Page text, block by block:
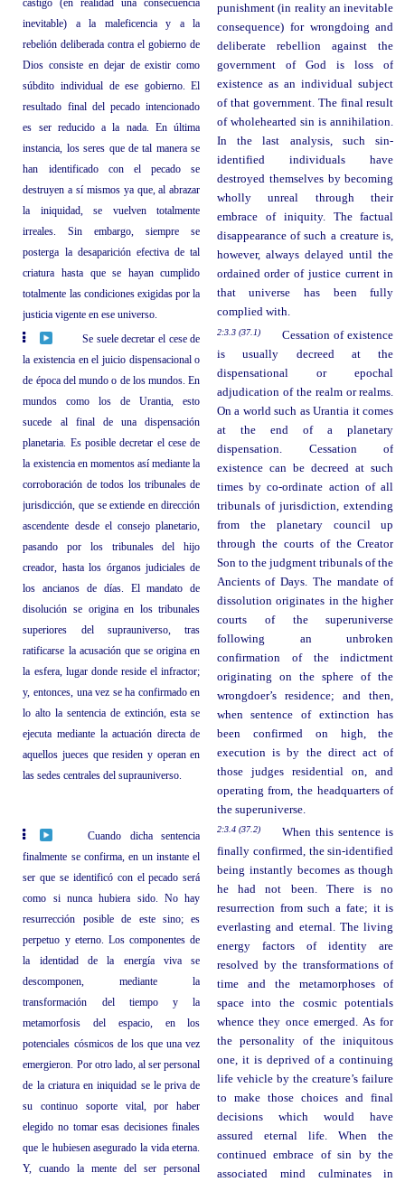
inevitable) a la maleficencia y a la
rebelión deliberada contra el gobierno de
Dios consiste en dejar de existir como
súbdito individual de ese gobierno. El
resultado final del pecado intencionado
es ser reducido a la nada. En última
instancia, los seres que de tal manera se
han identificado con el pecado se
destruyen a sí mismos ya que, al abrazar
la iniquidad, se vuelven totalmente
irreales. Sin embargo, siempre se
posterga la desaparición efectiva de tal
criatura hasta que se hayan cumplido
totalmente las condiciones exigidas por la
justicia vigente en ese universo.
punishment (in reality an inevitable
consequence) for wrongdoing and
deliberate rebellion against the
government of God is loss of
existence as an individual subject
of that government. The final result
of wholehearted sin is annihilation.
In the last analysis, such sin-
identified individuals have
destroyed themselves by becoming
wholly unreal through their
embrace of iniquity. The factual
disappearance of such a creature is,
however, always delayed until the
ordained order of justice current in
that universe has been fully
complied with.
Se suele decretar el cese de
la existencia en el juicio dispensacional o
de época del mundo o de los mundos. En
mundos como los de Urantia, esto
sucede al final de una dispensación
planetaria. Es posible decretar el cese de
la existencia en momentos así mediante la
corroboración de todos los tribunales de
jurisdicción, que se extiende en dirección
ascendente desde el consejo planetario,
pasando por los tribunales del hijo
creador, hasta los órganos judiciales de
los ancianos de días. El mandato de
disolución se origina en los tribunales
superiores del suprauniverso, tras
ratificarse la acusación que se origina en
la esfera, lugar donde reside el infractor;
y, entonces, una vez se ha confirmado en
lo alto la sentencia de extinción, esta se
ejecuta mediante la actuación directa de
aquellos jueces que residen y operan en
las sedes centrales del suprauniverso.
2:3.3 (37.1)
Cessation of existence
is usually decreed at the
dispensational or epochal
adjudication of the realm or realms.
On a world such as Urantia it comes
at the end of a planetary
dispensation. Cessation of
existence can be decreed at such
times by co-ordinate action of all
tribunals of jurisdiction, extending
from the planetary council up
through the courts of the Creator
Son to the judgment tribunals of the
Ancients of Days. The mandate of
dissolution originates in the higher
courts of the superuniverse
following an unbroken
confirmation of the indictment
originating on the sphere of the
wrongdoer’s residence; and then,
when sentence of extinction has
been confirmed on high, the
execution is by the direct act of
those judges residential on, and
operating from, the headquarters of
the superuniverse.
Cuando dicha sentencia
finalmente se confirma, en un instante el
ser que se identificó con el pecado será
como si nunca hubiera sido. No hay
resurrección posible de este sino; es
perpetuo y eterno. Los componentes de
la identidad de la energía viva se
descomponen, mediante la
transformación del tiempo y la
metamorfosis del espacio, en los
potenciales cósmicos de los que una vez
emergieron. Por otro lado, al ser personal
de la criatura en iniquidad se le priva de
su continuo soporte vital, por haber
elegido no tomar esas decisiones finales
que le hubiesen asegurado la vida eterna.
Y, cuando la mente del ser personal
2:3.4 (37.2)
When this sentence is
finally confirmed, the sin-identified
being instantly becomes as though
he had not been. There is no
resurrection from such a fate; it is
everlasting and eternal. The living
energy factors of identity are
resolved by the transformations of
time and the metamorphoses of
space into the cosmic potentials
whence they once emerged. As for
the personality of the iniquitous
one, it is deprived of a continuing
life vehicle by the creature’s failure
to make those choices and final
decisions which would have
assured eternal life. When the
continued embrace of sin by the
associated mind culminates in